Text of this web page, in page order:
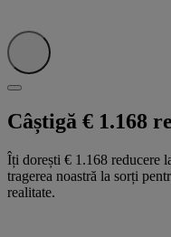
Câștigă € 1.168
Îți dorești € 1.168 reducere
tragerea noastră la sorți
realitate.